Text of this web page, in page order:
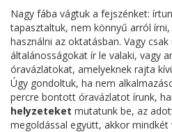
Nagy fába vágtuk a fejszénket:
tapasztaltuk, nem könnyű arról
használni az oktatásban. Vagy
általánosságokat ír le valaki, vagy
óravázlatokat, amelyeknek rajta
Úgy gondoltuk, ha nem
percre bontott óravázlatot írunk,
helyzeteket mutatunk be, az
megoldással együtt, akkor mindkét